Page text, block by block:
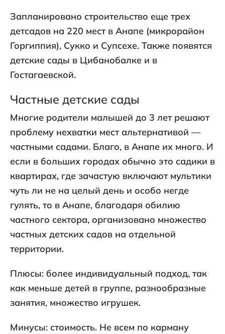
Запланировано строительство еще трех
детсадов на 220 мест в Анапе (микрорайон
Горгиппия), Сукко и Супсехе. Также появятся
детские сады в Цибанобалке и в
Гостагаевской.
Частные детские сады
Многие родители малышей до 3 лет решают
проблему нехватки мест альтернативой —
частными садами. Благо, в Анапе их много. И
если в больших городах обычно это садики в
квартирах, где зачастую включают мультики
чуть ли не на целый день и особо негде
гулять, то в Анапе, благодаря обилию
частного сектора, организовано множество
частных детских садов на отдельной
территории.
Плюсы: более индивидуальный подход, так
как меньше детей в группе, разнообразные
занятия, множество игрушек.
Минусы: стоимость. Не всем по карману